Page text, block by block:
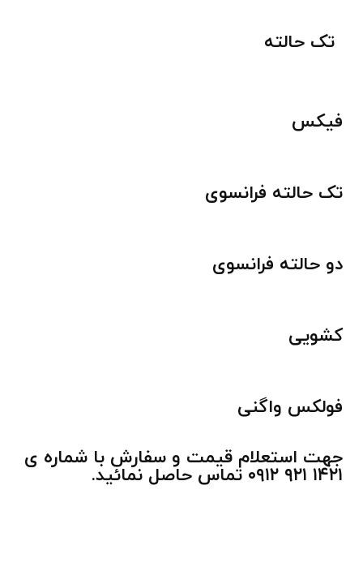
تک حالته
فیکس
تک حالته فرانسوی
دو حالته فرانسوی
کشویی
فولکس واگنی
جهت استعلام قیمت و سفارش با شماره ی
۱۴۲۱ ۹۲۱ ۰۹۱۲ تماس حاصل نمائید.